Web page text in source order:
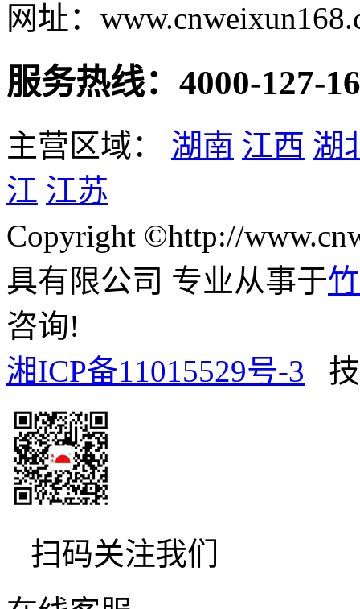
网址：
服务热线：4000-127-
主营区域： 湖南 江西 湖
江 江苏
Copyright ©http://
具有限公司 专业从事于
咨询!
湘ICP备11015529号-3
扫码关注我们